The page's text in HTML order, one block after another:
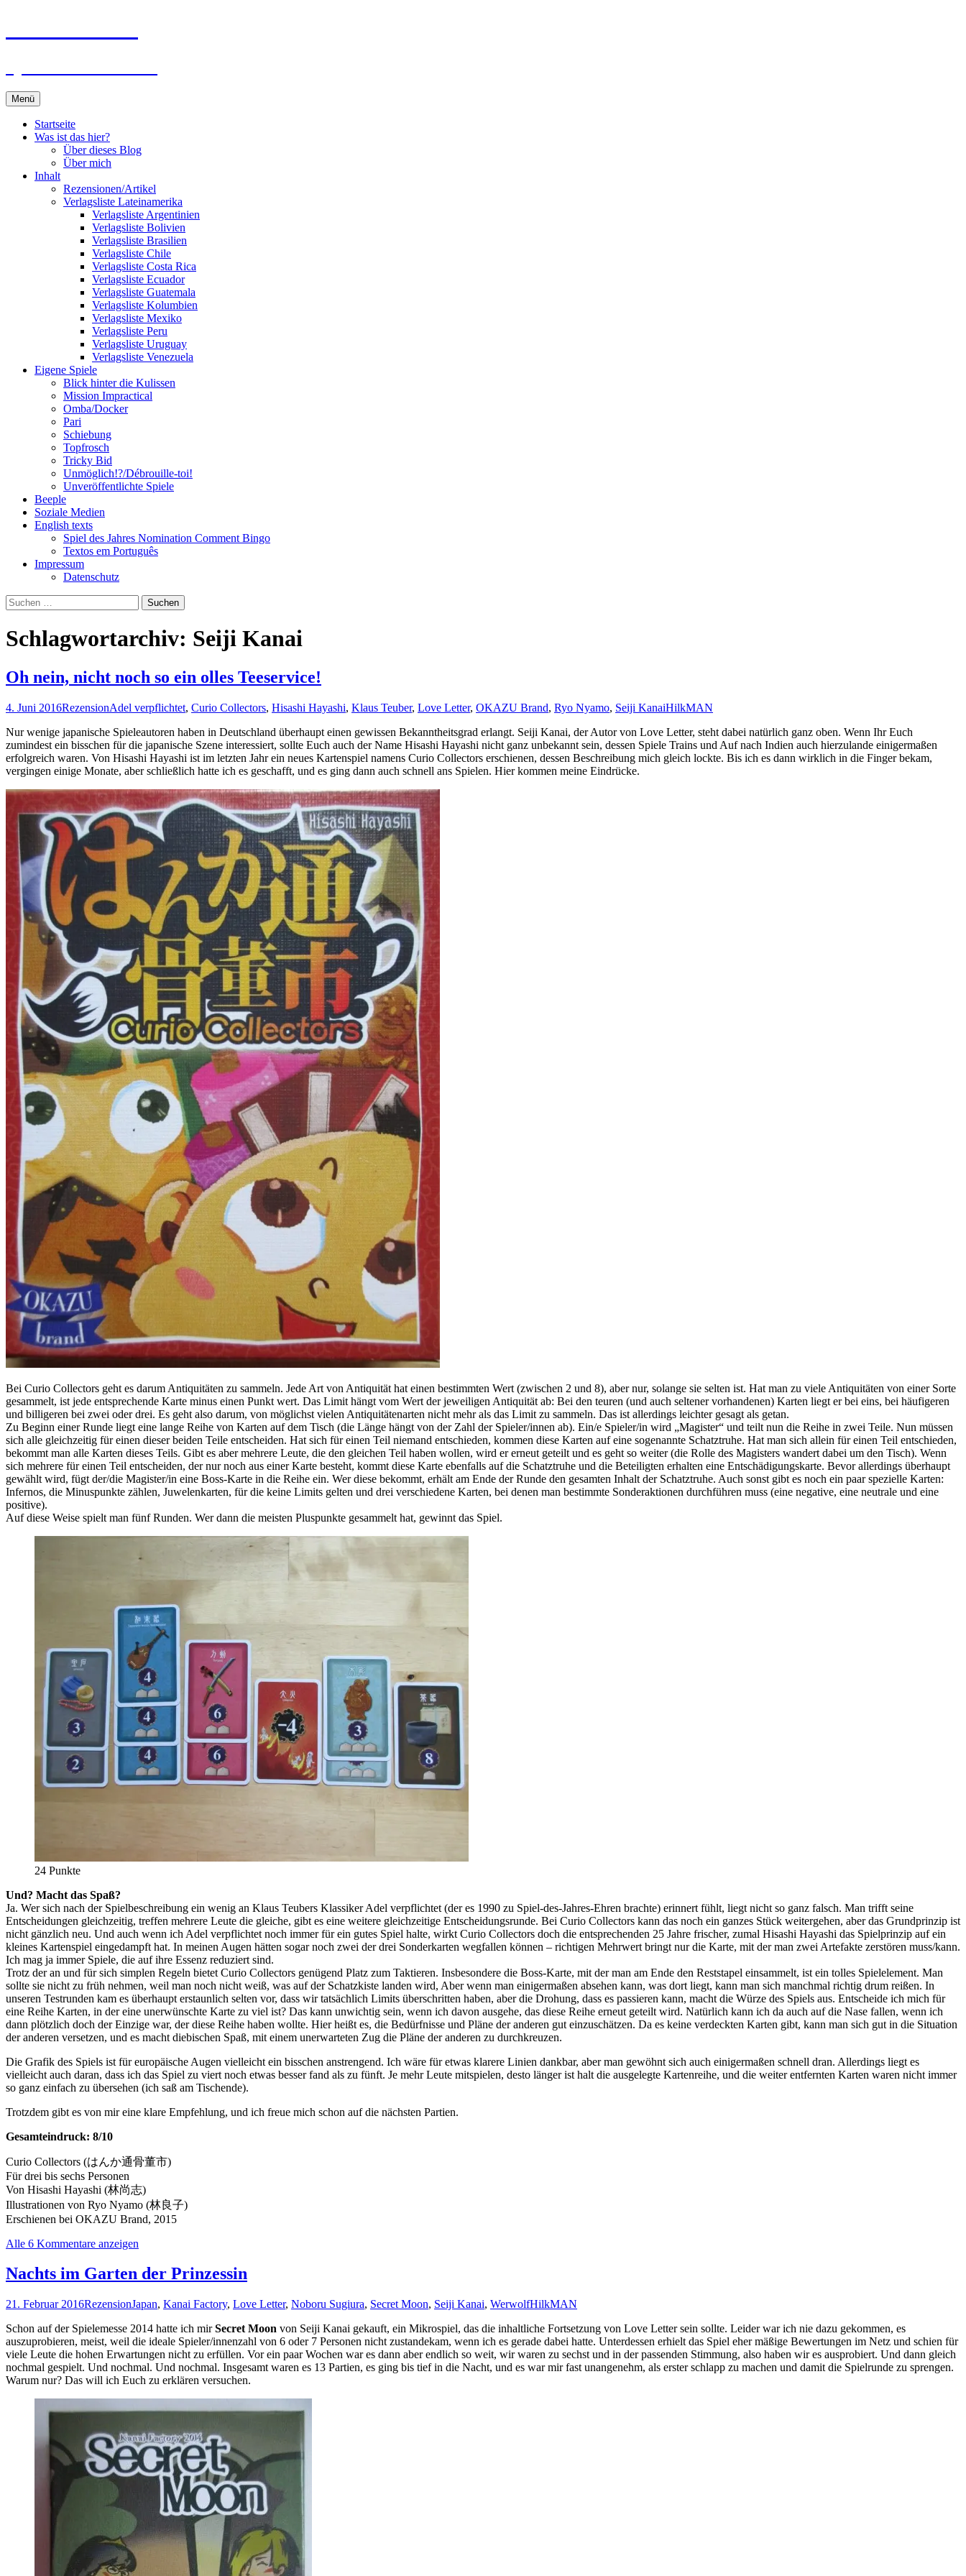
Menü
Startseite
Was ist das hier?
Über dieses Blog
Über mich
Inhalt
Rezensionen/Artikel
Verlagsliste Lateinamerika
Verlagsliste Argentinien
Verlagsliste Bolivien
Verlagsliste Brasilien
Verlagsliste Chile
Verlagsliste Costa Rica
Verlagsliste Ecuador
Verlagsliste Guatemala
Verlagsliste Kolumbien
Verlagsliste Mexiko
Verlagsliste Peru
Verlagsliste Uruguay
Verlagsliste Venezuela
Eigene Spiele
Blick hinter die Kulissen
Mission Impractical
Omba/Docker
Pari
Schiebung
Topfrosch
Tricky Bid
Unmöglich!?/Débrouille-toi!
Unveröffentlichte Spiele
Beeple
Soziale Medien
English texts
Spiel des Jahres Nomination Comment Bingo
Textos em Português
Impressum
Datenschutz
Suchen
nach:
Schlagwortarchiv: Seiji Kanai
Oh nein, nicht noch so ein olles Teeservice!
4. Juni 2016RezensionAdel verpflichtet, Curio Collectors, Hisashi Hayashi, Klaus Teuber, Love Letter, OKAZU Brand, Ryo Nyamo, Seiji KanaiHilkMAN
Nur wenige japanische Spieleautoren haben in Deutschland überhaupt einen gewissen Bekanntheitsgrad erlangt. Seiji Kanai, der Autor von Love Letter, steht dabei natürlich ganz oben. Wenn Ihr Euch
zumindest ein bisschen für die japanische Szene interessiert, sollte Euch auch der Name Hisashi Hayashi nicht ganz unbekannt sein, dessen Spiele Trains und Auf nach Indien auch hierzulande einigermaßen
erfolgreich waren. Von Hisashi Hayashi ist im letzten Jahr ein neues Kartenspiel namens Curio Collectors erschienen, dessen Beschreibung mich gleich lockte. Bis ich es dann wirklich in die Finger bekam,
vergingen einige Monate, aber schließlich hatte ich es geschafft, und es ging dann auch schnell ans Spielen. Hier kommen meine Eindrücke.
Bei Curio Collectors geht es darum Antiquitäten zu sammeln. Jede Art von Antiquität hat einen bestimmten Wert (zwischen 2 und 8), aber nur, solange sie selten ist. Hat man zu viele Antiquitäten von einer Sorte
gesammelt, ist jede entsprechende Karte minus einen Punkt wert. Das Limit hängt vom Wert der jeweiligen Antiquität ab: Bei den teuren (und auch seltener vorhandenen) Karten liegt er bei eins, bei häufigeren
und billigeren bei zwei oder drei. Es geht also darum, von möglichst vielen Antiquitätenarten nicht mehr als das Limit zu sammeln. Das ist allerdings leichter gesagt als getan.
Zu Beginn einer Runde liegt eine lange Reihe von Karten auf dem Tisch (die Länge hängt von der Zahl der Spieler/innen ab). Ein/e Spieler/in wird „Magister“ und teilt nun die Reihe in zwei Teile. Nun müssen
sich alle gleichzeitig für einen dieser beiden Teile entscheiden. Hat sich für einen Teil niemand entschieden, kommen diese Karten auf eine sogenannte Schatztruhe. Hat man sich allein für einen Teil entschieden,
bekommt man alle Karten dieses Teils. Gibt es aber mehrere Leute, die den gleichen Teil haben wollen, wird er erneut geteilt und es geht so weiter (die Rolle des Magisters wandert dabei um den Tisch). Wenn
sich mehrere für einen Teil entscheiden, der nur noch aus einer Karte besteht, kommt diese Karte ebenfalls auf die Schatztruhe und die Beteiligten erhalten eine Entschädigungskarte. Bevor allerdings überhaupt
gewählt wird, fügt der/die Magister/in eine Boss-Karte in die Reihe ein. Wer diese bekommt, erhält am Ende der Runde den gesamten Inhalt der Schatztruhe. Auch sonst gibt es noch ein paar spezielle Karten:
Infernos, die Minuspunkte zählen, Juwelenkarten, für die keine Limits gelten und drei verschiedene Karten, bei denen man bestimmte Sonderaktionen durchführen muss (eine negative, eine neutrale und eine
positive).
Auf diese Weise spielt man fünf Runden. Wer dann die meisten Pluspunkte gesammelt hat, gewinnt das Spiel.
24 Punkte
Und? Macht das Spaß?
Ja. Wer sich nach der Spielbeschreibung ein wenig an Klaus Teubers Klassiker Adel verpflichtet (der es 1990 zu Spiel-des-Jahres-Ehren brachte) erinnert fühlt, liegt nicht so ganz falsch. Man trifft seine
Entscheidungen gleichzeitig, treffen mehrere Leute die gleiche, gibt es eine weitere gleichzeitige Entscheidungsrunde. Bei Curio Collectors kann das noch ein ganzes Stück weitergehen, aber das Grundprinzip ist
nicht gänzlich neu. Und auch wenn ich Adel verpflichtet noch immer für ein gutes Spiel halte, wirkt Curio Collectors doch die entsprechenden 25 Jahre frischer, zumal Hisashi Hayashi das Spielprinzip auf ein
kleines Kartenspiel eingedampft hat. In meinen Augen hätten sogar noch zwei der drei Sonderkarten wegfallen können – richtigen Mehrwert bringt nur die Karte, mit der man zwei Artefakte zerstören muss/kann.
Ich mag ja immer Spiele, die auf ihre Essenz reduziert sind.
Trotz der an und für sich simplen Regeln bietet Curio Collectors genügend Platz zum Taktieren. Insbesondere die Boss-Karte, mit der man am Ende den Reststapel einsammelt, ist ein tolles Spielelement. Man
sollte sie nicht zu früh nehmen, weil man noch nicht weiß, was auf der Schatzkiste landen wird, Aber wenn man einigermaßen absehen kann, was dort liegt, kann man sich manchmal richtig drum reißen. In
unseren Testrunden kam es überhaupt erstaunlich selten vor, dass wir tatsächlich Limits überschritten haben, aber die Drohung, dass es passieren kann, macht die Würze des Spiels aus. Entscheide ich mich für
eine Reihe Karten, in der eine unerwünschte Karte zu viel ist? Das kann unwichtig sein, wenn ich davon ausgehe, das diese Reihe erneut geteilt wird. Natürlich kann ich da auch auf die Nase fallen, wenn ich
dann plötzlich doch der Einzige war, der diese Reihe haben wollte. Hier heißt es, die Bedürfnisse und Pläne der anderen gut einzuschätzen. Da es keine verdeckten Karten gibt, kann man sich gut in die Situation
der anderen versetzen, und es macht diebischen Spaß, mit einem unerwarteten Zug die Pläne der anderen zu durchkreuzen.
Die Grafik des Spiels ist für europäische Augen vielleicht ein bisschen anstrengend. Ich wäre für etwas klarere Linien dankbar, aber man gewöhnt sich auch einigermaßen schnell dran. Allerdings liegt es
vielleicht auch daran, dass ich das Spiel zu viert noch etwas besser fand als zu fünft. Je mehr Leute mitspielen, desto länger ist halt die ausgelegte Kartenreihe, und die weiter entfernten Karten waren nicht immer
so ganz einfach zu übersehen (ich saß am Tischende).
Trotzdem gibt es von mir eine klare Empfehlung, und ich freue mich schon auf die nächsten Partien.
Gesamteindruck: 8/10
Curio Collectors (はんか通骨董市)
Für drei bis sechs Personen
Von Hisashi Hayashi (林尚志)
Illustrationen von Ryo Nyamo (林良子)
Erschienen bei OKAZU Brand, 2015
Alle 6 Kommentare anzeigen
Nachts im Garten der Prinzessin
21. Februar 2016RezensionJapan, Kanai Factory, Love Letter, Noboru Sugiura, Secret Moon, Seiji Kanai, WerwolfHilkMAN
Schon auf der Spielemesse 2014 hatte ich mirSecret Moon von Seiji Kanai gekauft, ein Mikrospiel, das die inhaltliche Fortsetzung von Love Letter sein sollte. Leider war ich nie dazu gekommen, es
auszuprobieren, meist, weil die ideale Spieler/innenzahl von 6 oder 7 Personen nicht zustandekam, wenn ich es gerade dabei hatte. Unterdessen erhielt das Spiel eher mäßige Bewertungen im Netz und schien für
viele Leute die hohen Erwartungen nicht zu erfüllen. Vor ein paar Wochen war es dann aber endlich so weit, wir waren zu sechst und in der passenden Stimmung, also haben wir es ausprobiert. Und dann gleich
nochmal gespielt. Und nochmal. Und nochmal. Insgesamt waren es 13 Partien, es ging bis tief in die Nacht, und es war mir fast unangenehm, als erster schlapp zu machen und damit die Spielrunde zu sprengen.
Warum nur? Das will ich Euch zu erklären versuchen.